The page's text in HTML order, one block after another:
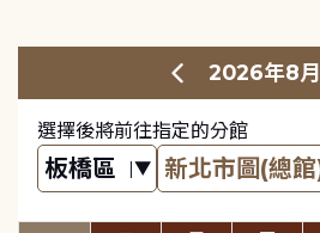
2026年8月
選擇後將前往指定的分館